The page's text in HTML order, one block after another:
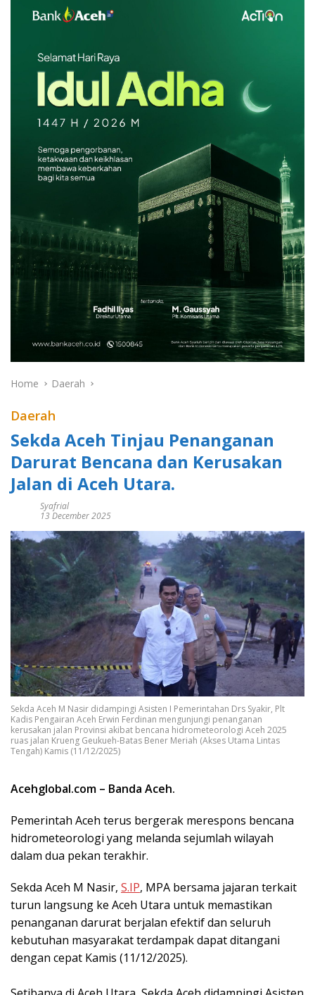
Home Daerah
Daerah
Sekda Aceh Tinjau Penanganan
Darurat Bencana dan Kerusakan
Jalan di Aceh Utara.
Syafrial
13 December 2025
Sekda Aceh M Nasir didampingi Asisten I Pemerintahan Drs Syakir, Plt
Kadis Pengairan Aceh Erwin Ferdinan mengunjungi penanganan
kerusakan jalan Provinsi akibat bencana hidrometeorologi Aceh 2025
ruas jalan Krueng Geukueh-Batas Bener Meriah (Akses Utama Lintas
Tengah) Kamis (11/12/2025)
Acehglobal.com – Banda Aceh. ‎
Pemerintah Aceh terus bergerak merespons bencana
hidrometeorologi yang melanda sejumlah wilayah
dalam dua pekan terakhir.
Sekda Aceh M Nasir, S.IP, MPA bersama jajaran terkait
turun langsung ke Aceh Utara untuk memastikan
penanganan darurat berjalan efektif dan seluruh
kebutuhan masyarakat terdampak dapat ditangani
dengan cepat Kamis (11/12/2025).